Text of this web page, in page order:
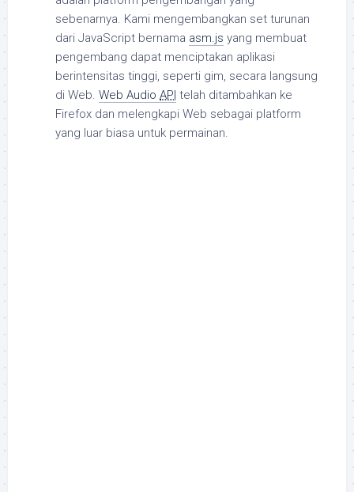
sebenarnya. Kami mengembangkan set turunan
dari JavaScript bernama asm.js yang membuat
pengembang dapat menciptakan aplikasi
berintensitas tinggi, seperti gim, secara langsung
di Web. Web Audio API telah ditambahkan ke
Firefox dan melengkapi Web sebagai platform
yang luar biasa untuk permainan.